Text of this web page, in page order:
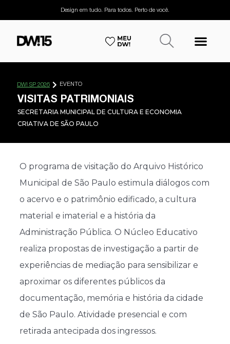
Design em tudo. Para todos. Perto de você.
DW! SP 2026 EVENTO
VISITAS PATRIMONIAIS
SECRETARIA MUNICIPAL DE CULTURA E ECONOMIA
CRIATIVA DE SÃO PAULO
O programa de visitação do Arquivo Histórico
Municipal de São Paulo estimula diálogos com
o acervo e o patrimônio edificado, a cultura
material e imaterial e a história da
Administração Pública. O Núcleo Educativo
realiza propostas de investigação a partir de
experiências de mediação para sensibilizar e
aproximar os diferentes públicos da
documentação, memória e história da cidade
de São Paulo. Atividade presencial e com
retirada antecipada dos ingressos.